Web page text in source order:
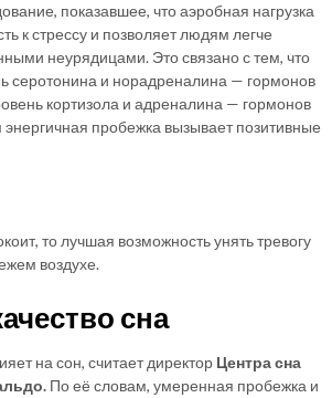
показавшее, что аэробная нагрузка
к стрессу и позволяет людям легче
неурядицами. Это связано с тем, что
серотонина и норадреналина — гормонов
кортизола и адреналина — гормонов
пробежка вызывает позитивные
то лучшая возможность унять тревогу
воздухе.
сна
на сон, считает директор Центра сна
По её словам, умеренная пробежка и